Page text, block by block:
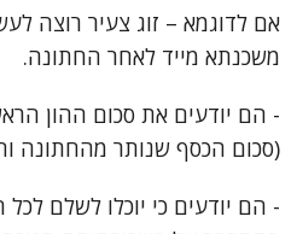
אם לדוגמא – זוג צעיר רוצה
משכנתא מייד לאחר החתונה.
(סכום הכסף שנותר מהחתונה